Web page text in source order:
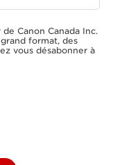
Canon Canada Inc.
format, des
vous désabonner à